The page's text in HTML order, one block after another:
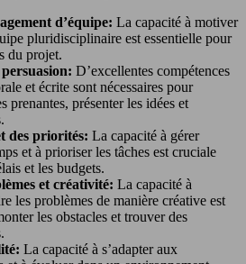
d’équipe: La capacité à motiver
pluridisciplinaire est essentielle pour
du projet.
D’excellentes compétences
et écrite sont nécessaires pour
prenantes, présenter les idées et
des priorités: La capacité à gérer
et à prioriser les tâches est cruciale
et les budgets.
et créativité: La capacité à
les problèmes de manière créative est
les obstacles et trouver des
La capacité à s’adapter aux